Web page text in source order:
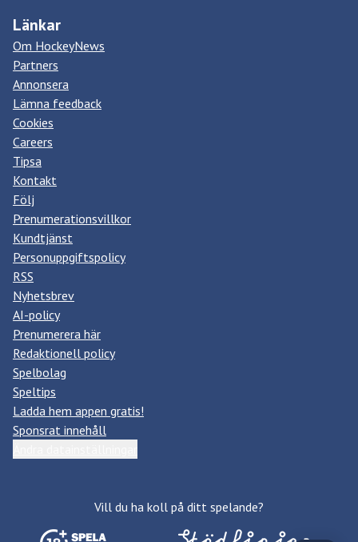
Länkar
Om HockeyNews
Partners
Annonsera
Lämna feedback
Cookies
Careers
Tipsa
Kontakt
Följ
Prenumerationsvillkor
Kundtjänst
Personuppgiftspolicy
RSS
Nyhetsbrev
AI-policy
Prenumerera här
Redaktionell policy
Spelbolag
Speltips
Ladda hem appen gratis!
Sponsrat innehåll
Vill du ha koll på ditt spelande?